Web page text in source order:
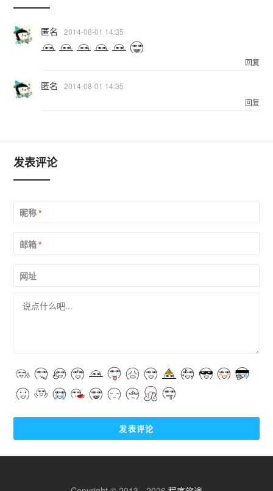
匿名 2014-08-01 14:35
回复
匿名
2014-08-01 14:35
回复
发表评论
昵称*
邮箱*
网址